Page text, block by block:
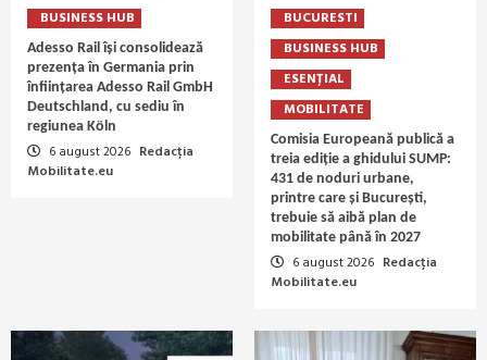
BUSINESS HUB
Adesso Rail își consolidează
prezența în Germania prin
înființarea Adesso Rail GmbH
Deutschland, cu sediu în
regiunea Köln
6 august 2026 Redacția
Mobilitate.eu
BUCURESTI
BUSINESS HUB
ESENȚIAL
MOBILITATE
Comisia Europeană publică a
treia ediție a ghidului SUMP:
431 de noduri urbane,
printre care și București,
trebuie să aibă plan de
mobilitate până în 2027
6 august 2026 Redacția
Mobilitate.eu